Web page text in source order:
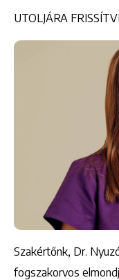
UTOLJÁRA
Szakértőnk, Dr.
fogszakorvos